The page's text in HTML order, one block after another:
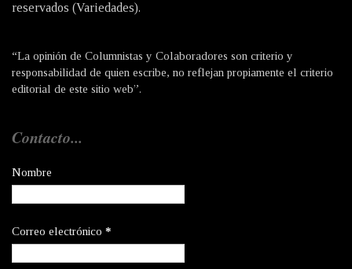
reservados (Variedades).
“La opinión de Columnistas y Colaboradores son criterio y
responsabilidad de quien escribe, no reflejan propiamente el criterio
editorial de este sitio web”.
Contacto...
Nombre
Correo electrónico *